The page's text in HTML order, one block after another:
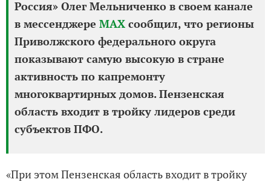
Россия» Олег Мельниченко в своем канале
в мессенджере MAX сообщил, что регионы
Приволжского федерального округа
показывают самую высокую в стране
активность по капремонту
многоквартирных домов. Пензенская
область входит в тройку лидеров среди
субъектов ПФО.
«При этом Пензенская область входит в тройку